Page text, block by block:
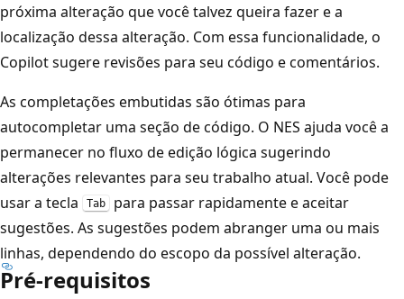
próxima alteração que você talvez queira fazer e a
localização dessa alteração. Com essa funcionalidade, o
Copilot sugere revisões para seu código e comentários.
As completações embutidas são ótimas para
autocompletar uma seção de código. O NES ajuda você a
permanecer no fluxo de edição lógica sugerindo
alterações relevantes para seu trabalho atual. Você pode
usar a tecla
Tab
para passar rapidamente e aceitar
sugestões. As sugestões podem abranger uma ou mais
linhas, dependendo do escopo da possível alteração.
Pré-requisitos